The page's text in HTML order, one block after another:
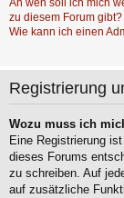
An wen soll ich mich
zu diesem Forum gibt?
Wie kann ich einen
Registrierung
Wozu muss ich
Eine Registrierung
dieses Forums
zu schreiben. Auf
auf zusätzliche